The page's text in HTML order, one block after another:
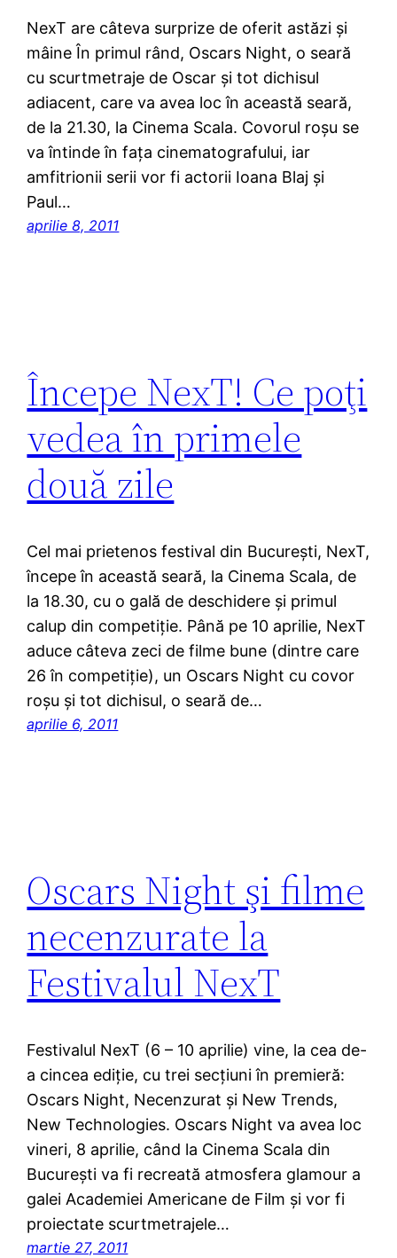
NexT are câteva surprize de oferit astăzi şi
mâine În primul rând, Oscars Night, o seară
cu scurtmetraje de Oscar şi tot dichisul
adiacent, care va avea loc în această seară,
de la 21.30, la Cinema Scala. Covorul roşu se
va întinde în faţa cinematografului, iar
amfitrionii serii vor fi actorii Ioana Blaj şi
Paul…
aprilie 8, 2011
Începe NexT! Ce poţi
vedea în primele
două zile
Cel mai prietenos festival din Bucureşti, NexT,
începe în această seară, la Cinema Scala, de
la 18.30, cu o gală de deschidere şi primul
calup din competiţie. Până pe 10 aprilie, NexT
aduce câteva zeci de filme bune (dintre care
26 în competiţie), un Oscars Night cu covor
roşu şi tot dichisul, o seară de…
aprilie 6, 2011
Oscars Night şi filme
necenzurate la
Festivalul NexT
Festivalul NexT (6 – 10 aprilie) vine, la cea de-
a cincea ediţie, cu trei secţiuni în premieră:
Oscars Night, Necenzurat şi New Trends,
New Technologies. Oscars Night va avea loc
vineri, 8 aprilie, când la Cinema Scala din
Bucureşti va fi recreată atmosfera glamour a
galei Academiei Americane de Film şi vor fi
proiectate scurtmetrajele…
martie 27, 2011